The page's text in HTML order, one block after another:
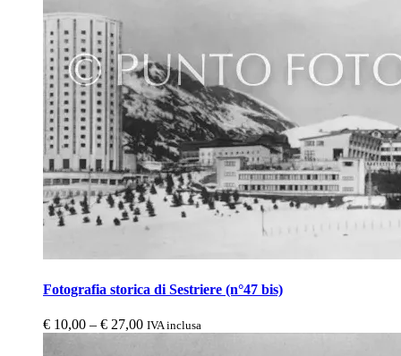
Fotografia storica di Sestriere (n°47 bis)
€ 10,00 – € 27,00 IVA inclusa